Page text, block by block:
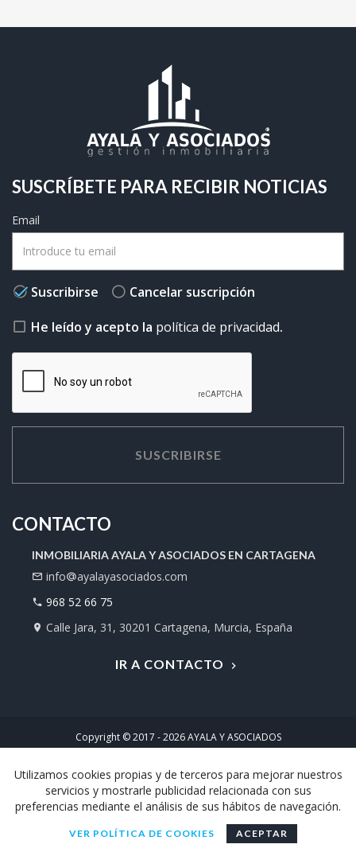
Utilizamos cookies propias y de terceros para mejorar nuestros
servicios y mostrarle publicidad relacionada con sus
preferencias mediante el análisis de sus hábitos de navegación.
VER POLÍTICA DE COOKIES ACEPTAR
SUSCRÍBETE PARA RECIBIR NOTICIAS
Email
Suscribirse
Cancelar suscripción
He leído y acepto la política de privacidad.
SUSCRIBIRSE
CONTACTO
INMOBILIARIA AYALA Y ASOCIADOS EN CARTAGENA
info
ayalayasociados.com
968 52 66 75
Calle Jara, 31, 30201 Cartagena, Murcia, España
IR A CONTACTO
Copyright © 2017 - 2026AYALA Y ASOCIADOS
Política de privacidad Contacto